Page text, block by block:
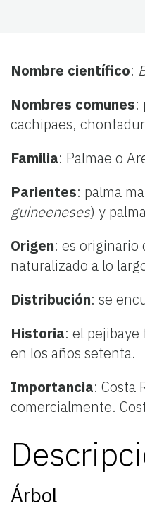
Nombre científico:
Nombres comunes:
cachipaes,
Familia: Palmae o
Parientes: palma
guineeneses) y
Origen: es originario
naturalizado a lo
Distribución: se
Historia: el
en los años setenta.
Importancia: Costa
comercialmente.
Árbol